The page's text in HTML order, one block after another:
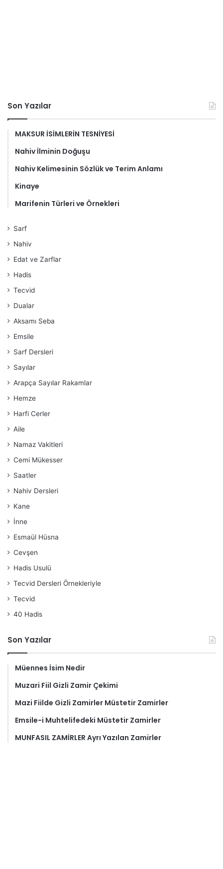
Son Yazılar
MAKSUR İSİMLERİN TESNİYESİ
Nahiv İlminin Doğuşu
Nahiv Kelimesinin Sözlük ve Terim Anlamı
Kinaye
Marifenin Türleri ve Örnekleri
Sarf
Nahiv
Edat ve Zarflar
Hadis
Tecvid
Dualar
Aksamı Seba
Emsile
Sarf Dersleri
Sayılar
Arapça Sayılar Rakamlar
Hemze
Harfi Cerler
Aile
Namaz Vakitleri
Cemi Mükesser
Saatler
Nahiv Dersleri
Kane
İnne
Esmaül Hüsna
Cevşen
Hadis Usulü
Tecvid Dersleri Örnekleriyle
Tecvid
40 Hadis
Son Yazılar
Müennes İsim Nedir
Muzari Fiil Gizli Zamir Çekimi
Mazi Fiilde Gizli Zamirler Müstetir Zamirler
Emsile-i Muhtelifedeki Müstetir Zamirler
MUNFASIL ZAMİRLER Ayrı Yazılan Zamirler